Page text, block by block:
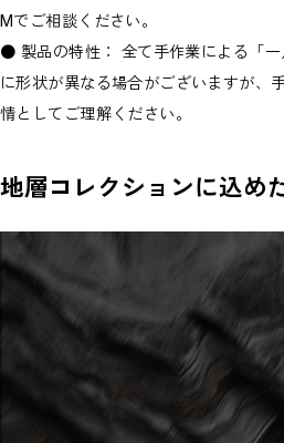
Mでご相談ください。
● 製品の特性： 全て手作業による「
に形状が異なる場合がございますが、
情としてご理解ください。
地層コレクションに込め